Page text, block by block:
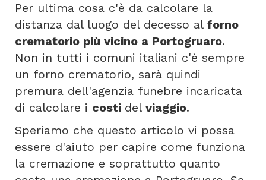
Per ultima cosa c'è da calcolare la
distanza dal luogo del decesso al forno
crematorio più vicino a Portogruaro.
Non in tutti i comuni italiani c'è sempre
un forno crematorio, sarà quindi
premura dell'agenzia funebre incaricata
di calcolare i costi del viaggio.
Speriamo che questo articolo vi possa
essere d'aiuto per capire come funziona
la cremazione e soprattutto quanto